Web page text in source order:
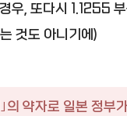
우, 또다시 1.1255
것도 아니기에)
자로 일본 정부가